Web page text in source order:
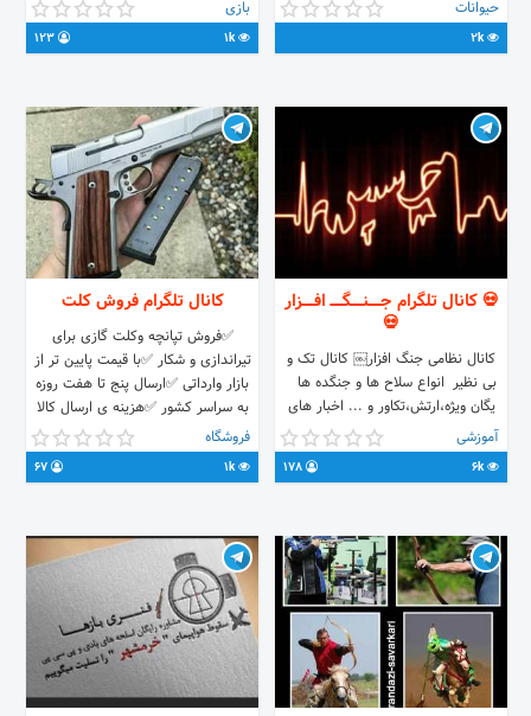
@dornacamping l درنا کمپینگ
حیوانات
2k
بازی
1k
💀 کانال تلگرام جـــــنـــــگـــــ افـــــزار
💀
کانال نظامی جنگ افزار￼ کانال تک و
بی نظیر انواع سلاح ها و جنگده ها
یگان ویژه،ارتش،تکاور و ... اخبار های
جنگی و سوریه سلاح های دست ساز
داعش بمب افکن ها تیربار ها (
سوپرایزم داریم ساخت وسایل جنگی)
میزارم پس طرفدار همه سلیقه ها
هسیم) به زودی آموزش های چریکی
هم میزاریم(زندگی در جنگ،کوه،صحرا و
...) سرتونو درد نیارم وارد کانال شین و
ببینین
آموزشی
6k
کانال تلگرام فروش كلت
✅فروش تپانچه وكلت گازى براى
تيراندازى و شكار ✅با قيمت پايين تر از
بازار وارداتى ✅ارسال پنج تا هفت روزه
به سراسر كشور ✅هزينه ى ارسال كالا
به عهده ى شما ميباشدفروشگاه
1k